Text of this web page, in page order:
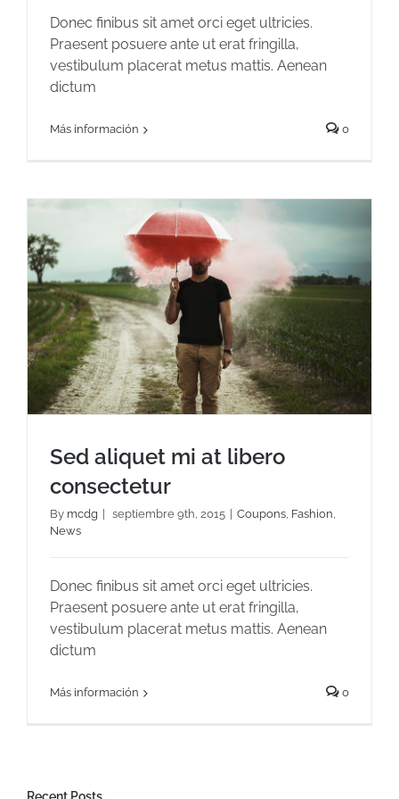
Donec finibus sit amet orci eget ultricies.
Praesent posuere ante ut erat fringilla,
vestibulum placerat metus mattis. Aenean
dictum
Más información 0
Sed aliquet mi at libero
consectetur
By mcdg septiembre 9th, 2015 Coupons, Fashion,
News
Donec finibus sit amet orci eget ultricies.
Praesent posuere ante ut erat fringilla,
vestibulum placerat metus mattis. Aenean
dictum
Más información 0
Recent Posts